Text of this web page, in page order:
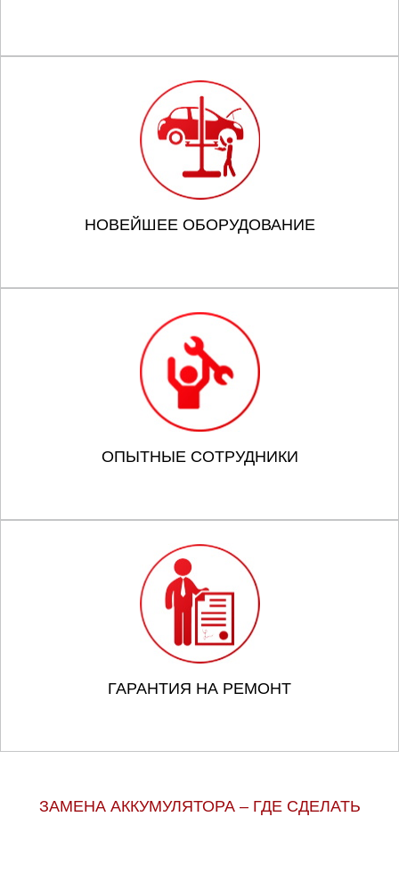
НОВЕЙШЕЕ ОБОРУДОВАНИЕ
ОПЫТНЫЕ СОТРУДНИКИ
ГАРАНТИЯ НА РЕМОНТ
ЗАМЕНА АККУМУЛЯТОРА – ГДЕ СДЕЛАТЬ